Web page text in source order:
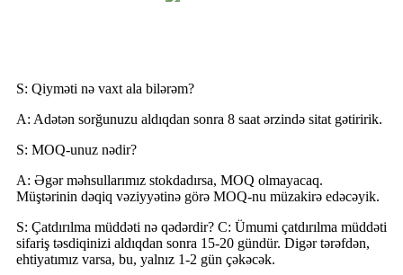
S: Qiyməti nə vaxt ala bilərəm?
A: Adətən sorğunuzu aldıqdan sonra 8 saat ərzində sitat gətiririk.
S: MOQ-unuz nədir?
A: Əgər məhsullarımız stokdadırsa, MOQ olmayacaq.
Müştərinin dəqiq vəziyyətinə görə MOQ-nu müzakirə edəcəyik.
S: Çatdırılma müddəti nə qədərdir? C: Ümumi çatdırılma müddəti
sifariş təsdiqinizi aldıqdan sonra 15-20 gündür. Digər tərəfdən,
ehtiyatımız varsa, bu, yalnız 1-2 gün çəkəcək.